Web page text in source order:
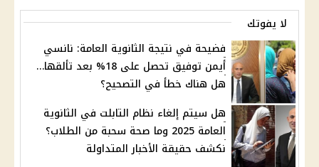
لا يفوتك
فضيحة في نتيجة الثانوية العامة: نانسي
أيمن توفيق تحصل على 18% بعد تألقها…
هل هناك خطأ في التصحيح؟
هل سيتم إلغاء نظام التابلت في الثانوية
العامة 2025 وما صحة سحبة من الطلاب؟
نكشف حقيقة الأخبار المتداولة